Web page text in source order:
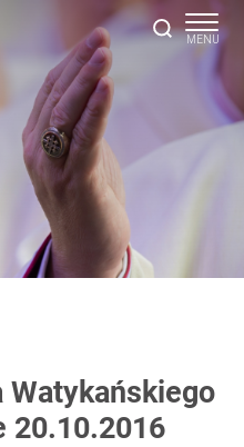
Watykańskiego
20.10.2016